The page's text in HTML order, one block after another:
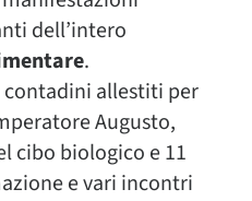
dell’intero
.
allestiti per
Augusto,
cibo biologico e 11
e vari incontri